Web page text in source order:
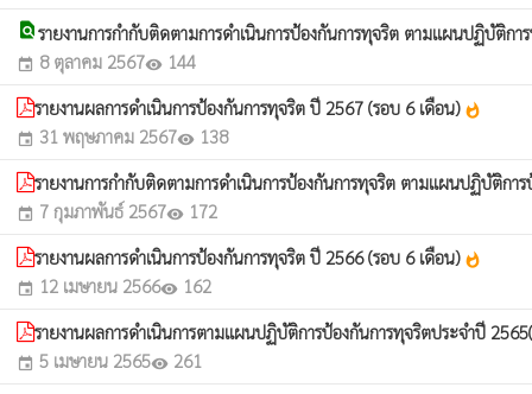
find_in_pageรายงานการกำกับติดตามการดำเนินการป้องกันการทุจริต ตามแผนปฏิบัติ
event 8 ตุลาคม 2567visibility 144
รายงานผลการดำเนินการป้องกันการทุจริต ปี 2567 (รอบ 6 เดือน) whatshot
event 31 พฤษภาคม 2567visibility 138
รายงานการกำกับติดตามการดำเนินการป้องกันการทุจริต ตามแผนปฏิบัติก
event 7 กุมภาพันธ์ 2567visibility 172
รายงานผลการดำเนินการป้องกันการทุจริต ปี 2566 (รอบ 6 เดือน) whatshot
event 12 เมษายน 2566visibility 162
รายงานผลการดำเนินการตามแผนปฏิบัติการป้องกันการทุจริตประจำปี
event 5 เมษายน 2565visibility 261